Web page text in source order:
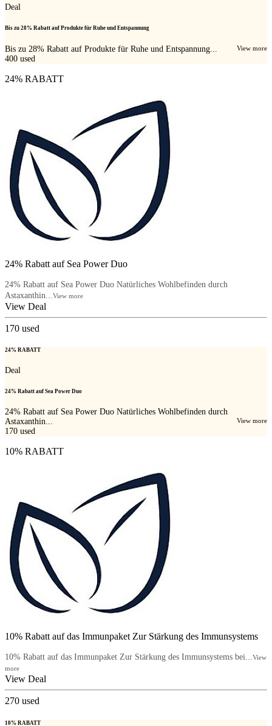
Deal
Bis zu 28% Rabatt auf Produkte für Ruhe und Entspannung
Bis zu 28% Rabatt auf Produkte für Ruhe und Entspannung... View more
400 used
24% RABATT
24% Rabatt auf Sea Power Duo
24% Rabatt auf Sea Power Duo Natürliches Wohlbefinden durch
Astaxanthin...
View more
View Deal
170 used
24% RABATT
Deal
24% Rabatt auf Sea Power Duo
24% Rabatt auf Sea Power Duo Natürliches Wohlbefinden durch
Astaxanthin...
View more
170 used
10% RABATT
10% Rabatt auf das Immunpaket Zur Stärkung des Immunsystems
10% Rabatt auf das Immunpaket Zur Stärkung des Immunsystems bei...View
more
View Deal
270 used
10% RABATT